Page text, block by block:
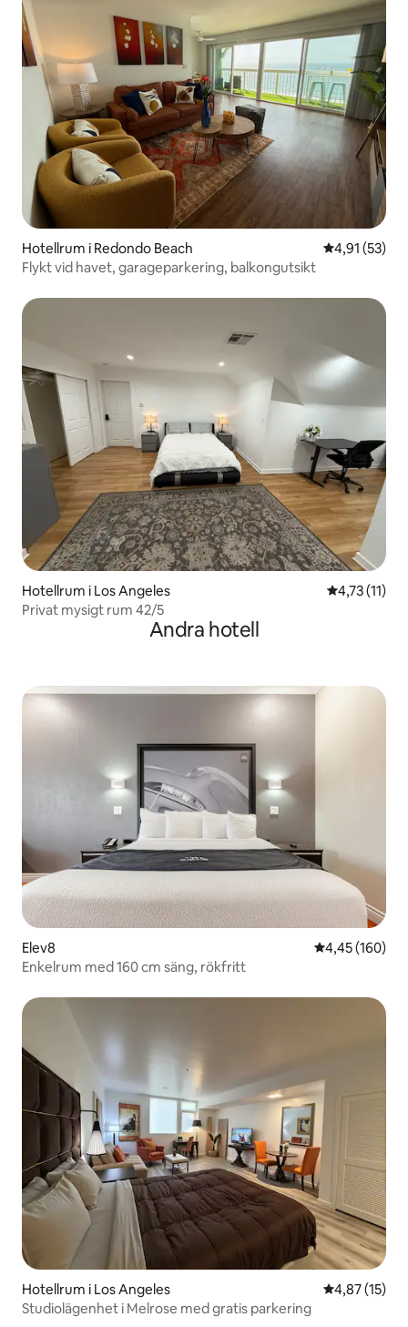
Hotellrum i Redondo Beach 4,91 av 5 i
4,91 (53)
Flykt vid havet, garageparkering, balkongutsikt
Hotellrum i Los Angeles 4,73 av 5 i
4,73 (11)
Privat mysigt rum 42/5
Andra hotell
Elev8 4,45 av 5 i
4,45 (160)
Enkelrum med 160 cm säng, rökfritt
Hotellrum i Los Angeles 4,87 av 5 i
4,87 (15)
Studiolägenhet i Melrose med gratis parkering